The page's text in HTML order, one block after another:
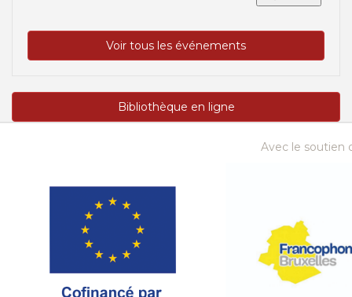
Voir tous les événements
Bibliothèque en ligne
Avec le soutien